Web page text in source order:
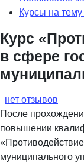
Курсы на
Курс
в сфере
нет отзывов
После
повышении
муниципального